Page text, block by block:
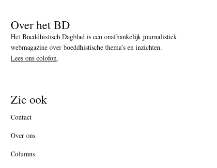
Over het BD
Het Boeddhistisch Dagblad is een onafhankelijk journalistiek
webmagazine over boeddhistische thema’s en inzichten.
Lees ons colofon.
Zie ook
Contact
Over ons
Columns